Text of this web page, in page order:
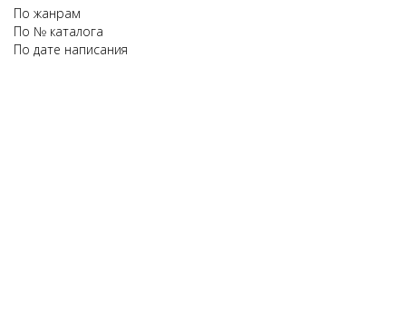
По жанрам
По № каталога
По дате написания